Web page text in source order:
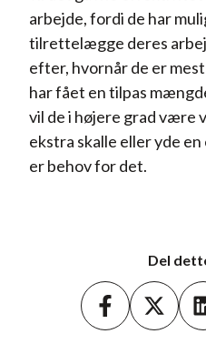
arbejde, fordi de har
tilrettelægge deres
efter, hvornår de er
har fået en tilpas
vil de i højere grad være
ekstra skalle eller yde
er behov for det.
Del